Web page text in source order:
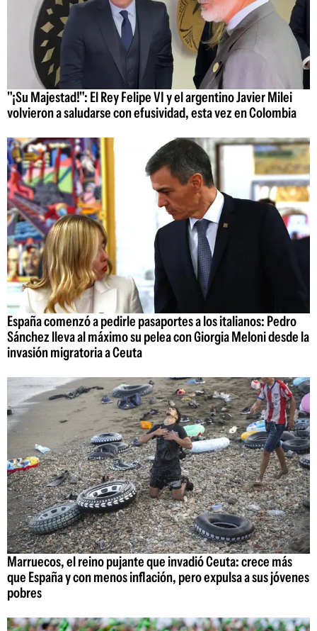
"¡Su Majestad!": El Rey Felipe VI y el argentino Javier Milei
volvieron a saludarse con efusividad, esta vez en Colombia
España comenzó a pedirle pasaportes a los italianos: Pedro
Sánchez lleva al máximo su pelea con Giorgia Meloni desde la
invasión migratoria a Ceuta
Marruecos, el reino pujante que invadió Ceuta: crece más
que España y con menos inflación, pero expulsa a sus jóvenes
pobres